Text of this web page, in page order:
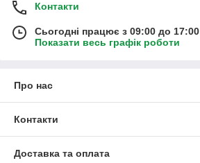
Контакти
Сьогодні працює з 09:00 до 17:00
Показати весь графік роботи
Про нас
Контакти
Доставка та оплата